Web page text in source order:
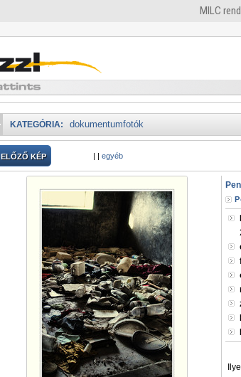
MILC
KATEGÓRIA: dokumentumfotók
ELŐZŐ KÉP | | egyéb